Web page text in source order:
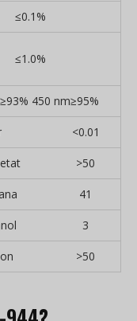
≤0.1%
≤1.0%
450 nm≥95%
<0.01
>50
41
3
>50